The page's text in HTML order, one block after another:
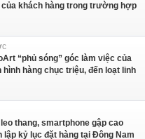
khách hàng trong trường hợp
“phủ sóng” góc làm việc của
hàng chục triệu, đến loạt linh
thang, smartphone gập cao
lập kỷ lục đặt hàng tại Đông Nam